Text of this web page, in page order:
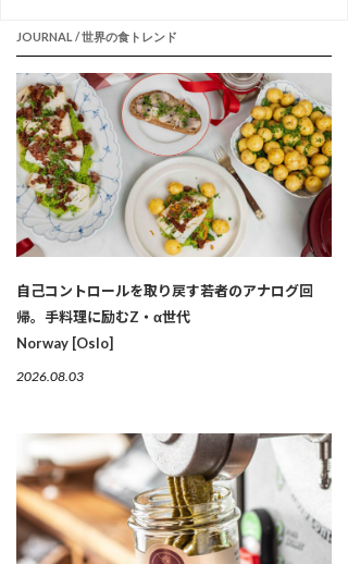
JOURNAL / 世界の食トレンド
自己コントロールを取り戻す若者のアナログ回
帰。手料理に励むZ・α世代
Norway [Oslo]
2026.08.03